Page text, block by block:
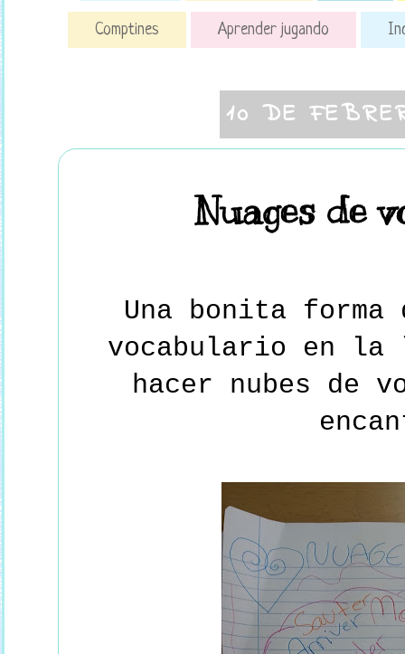
Comptines Aprender jugando
10 DE
Nuages de
Una bonita
vocabulario en
hacer nubes de